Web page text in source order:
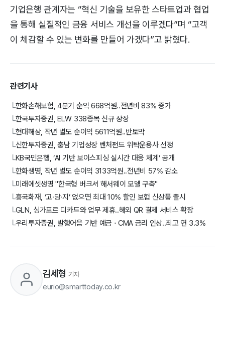
기업은행 관계자는 “혁신 기술을 보유한 스타트업과 협업
을 통해 실질적인 금융 서비스 개선을 이루겠다”며 “고객
이 체감할 수 있는 변화를 만들어 가겠다”고 밝혔다.
관련기사
└한화손해보험, 4분기 순익 668억원..전년비 83% 증가
└한국투자증권, ELW 338종목 신규 상장
└현대해상, 작년 별도 순이익 5611억원..반토막
└신한투자증권, 충남 기업성장 벤처펀드 위탁운용사 선정
└KB국민은행, ‘AI 기반 보이스피싱 실시간 대응 체계’ 공개
└한화생명, 작년 별도 순이익 3133억원..전년비 57% 감소
└미래에셋생명 "한국형 버크셔 해서웨이 모델 구축"
└흥국화재, ‘고·당·지’ 없으면 최대 10% 할인 보험 신상품 출시
└GLN, 싱가포르 디카드와 업무 제휴..해외 QR 결제 서비스 확장
└우리투자증권, 발행어음 기반 예금 ⋅ CMA 금리 인상..최고 연 3.3%
김세형 기자
eurio@smarttoday.co.kr